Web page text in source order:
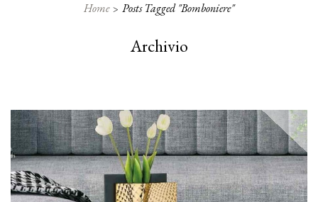
Home Posts Tagged "Bomboniere"
Archivio